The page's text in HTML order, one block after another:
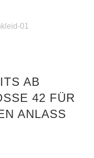
AB
42 FÜR I
ANLASS